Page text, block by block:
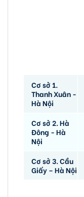
Cơ sở 1.
Thanh Xuân -
Hà Nội
Cơ sở 2. Hà
Đông - Hà
Nội
Cơ sở 3. Cầu
Giấy – Hà Nội